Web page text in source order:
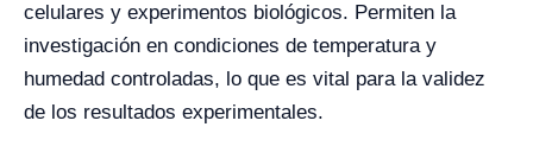
celulares y experimentos biológicos. Permiten la
investigación en condiciones de temperatura y
humedad controladas, lo que es vital para la validez
de los resultados experimentales.